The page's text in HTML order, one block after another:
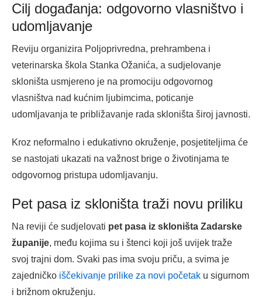
Cilj događanja: odgovorno vlasništvo i
udomljavanje
Reviju organizira Poljoprivredna, prehrambena i
veterinarska škola Stanka Ožanića, a sudjelovanje
skloništa usmjereno je na promociju odgovornog
vlasništva nad kućnim ljubimcima, poticanje
udomljavanja te približavanje rada skloništa široj javnosti.
Kroz neformalno i edukativno okruženje, posjetiteljima će
se nastojati ukazati na važnost brige o životinjama te
odgovornog pristupa udomljavanju.
Pet pasa iz skloništa traži novu priliku
Na reviji će sudjelovati pet pasa iz skloništa Zadarske
županije, među kojima su i štenci koji još uvijek traže
svoj trajni dom. Svaki pas ima svoju priču, a svima je
zajedničko iščekivanje prilike za novi početak u sigurnom
i brižnom okruženju.